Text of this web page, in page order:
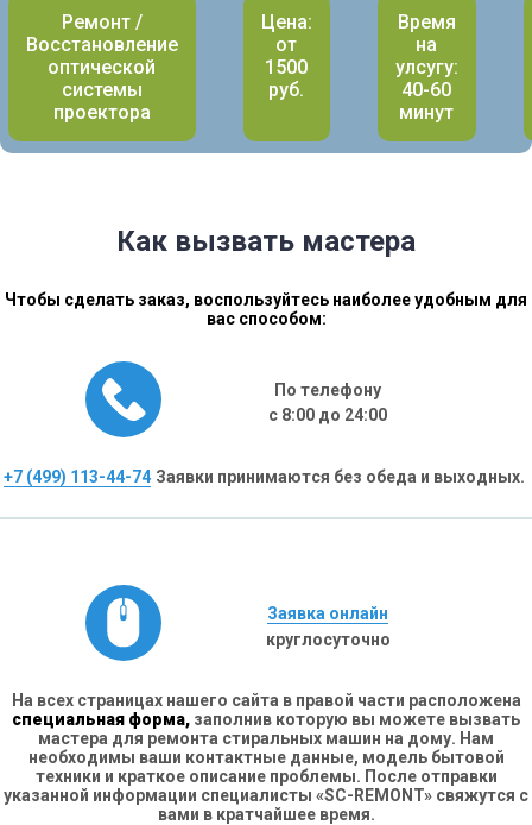
Ремонт /
Восстановление
оптической
системы
проектора
Цена:
от
1500
руб.
Время
на
улсугу:
40-60
минут
Как вызвать мастера
Чтобы сделать заказ, воспользуйтесь наиболее удобным для
вас способом:
По телефону
с 8:00 до 24:00
+7 (499) 113-44-74 Заявки принимаются без обеда и выходных.
Заявка онлайн
круглосуточно
На всех страницах нашего сайта в правой части расположена
специальная форма, заполнив которую вы можете вызвать
мастера для ремонта стиральных машин на дому. Нам
необходимы ваши контактные данные, модель бытовой
техники и краткое описание проблемы. После отправки
указанной информации специалисты «SC-REMONT» свяжутся с
вами в кратчайшее время.